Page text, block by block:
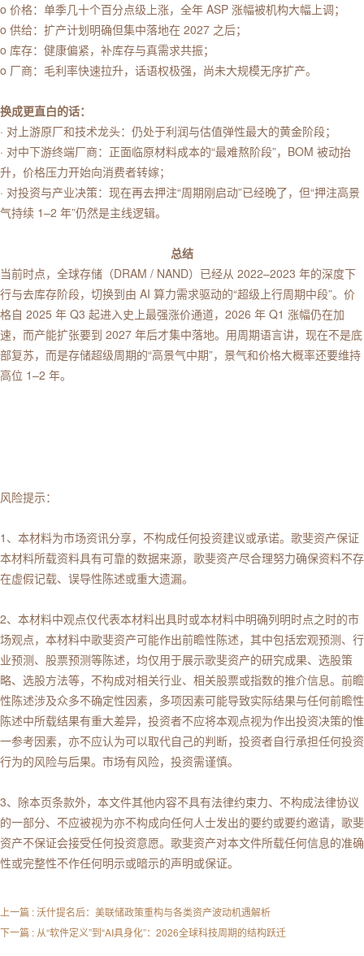
o 价格：单季几十个百分点级上涨，全年 ASP 涨幅被机构大幅上调；
o 供给：扩产计划明确但集中落地在 2027 之后；
o 库存：健康偏紧，补库存与真需求共振；
o 厂商：毛利率快速拉升，话语权极强，尚未大规模无序扩产。
换成更直白的话：
· 对上游原厂和技术龙头：仍处于利润与估值弹性最大的黄金阶段；
· 对中下游终端厂商：正面临原材料成本的“最难熬阶段”，BOM 被动抬
升，价格压力开始向消费者转嫁；
· 对投资与产业决策：现在再去押注“周期刚启动”已经晚了，但“押注高景
气持续 1–2 年”仍然是主线逻辑。
总结
当前时点，全球存储（DRAM / NAND）已经从 2022–2023 年的深度下
行与去库存阶段，切换到由 AI 算力需求驱动的“超级上行周期中段”。价
格自 2025 年 Q3 起进入史上最强涨价通道，2026 年 Q1 涨幅仍在加
速，而产能扩张要到 2027 年后才集中落地。用周期语言讲，现在不是底
部复苏，而是存储超级周期的“高景气中期”，景气和价格大概率还要维持
高位 1–2 年。
风险提示：
1、本材料为市场资讯分享，不构成任何投资建议或承诺。歌斐资产保证
本材料所载资料具有可靠的数据来源，歌斐资产尽合理努力确保资料不存
在虚假记载、误导性陈述或重大遗漏。
2、本材料中观点仅代表本材料出具时或本材料中明确列明时点之时的市
场观点，本材料中歌斐资产可能作出前瞻性陈述，其中包括宏观预测、行
业预测、股票预测等陈述，均仅用于展示歌斐资产的研究成果、选股策
略、选股方法等，不构成对相关行业、相关股票或指数的推介信息。前瞻
性陈述涉及众多不确定性因素，多项因素可能导致实际结果与任何前瞻性
陈述中所载结果有重大差异，投资者不应将本观点视为作出投资决策的惟
一参考因素，亦不应认为可以取代自己的判断，投资者自行承担任何投资
行为的风险与后果。市场有风险，投资需谨慎。
3、除本页条款外，本文件其他内容不具有法律约束力、不构成法律协议
的一部分、不应被视为亦不构成向任何人士发出的要约或要约邀请，歌斐
资产不保证会接受任何投资意愿。歌斐资产对本文件所载任何信息的准确
性或完整性不作任何明示或暗示的声明或保证。
上一篇 : 沃什提名后：美联储政策重构与各类资产波动机遇解析
下一篇 : 从“软件定义”到“AI具身化”：2026全球科技周期的结构跃迁